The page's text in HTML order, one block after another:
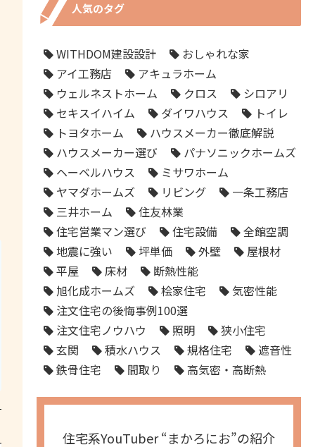
人気のタグ
WITHDOM建設設計
おしゃれな家
アイ工務店
アキュラホーム
ウェルネストホーム
クロス
シロアリ
セキスイハイム
ダイワハウス
トイレ
トヨタホーム
ハウスメーカー徹底解説
ハウスメーカー選び
パナソニックホームズ
ヘーベルハウス
ミサワホーム
ヤマダホームズ
リビング
一条工務店
三井ホーム
住友林業
住宅営業マン選び
住宅設備
全館空調
地震に強い
坪単価 外壁
屋根材
平屋
床材
断熱性能
旭化成ホームズ
桧家住宅
気密性能
注文住宅の後悔事例100選
注文住宅ノウハウ
照明
狭小住宅
玄関
積水ハウス 規格住宅
遮音性
鉄骨住宅
間取り 高気密・高断熱
住宅系YouTuber “まかろにお”の紹介